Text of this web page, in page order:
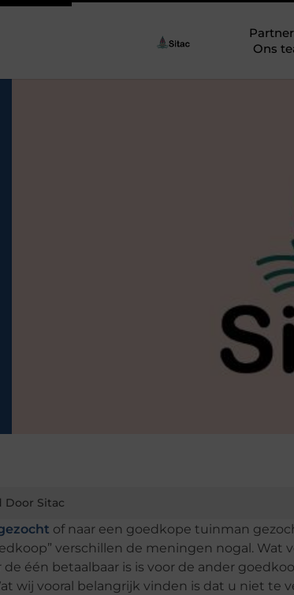
Ons
Door Sitac
of naar een goedkope tuinman
verschillen de meningen nogal. Wat
één betaalbaar is is voor de ander
wij vooral belangrijk vinden is dat u niet te